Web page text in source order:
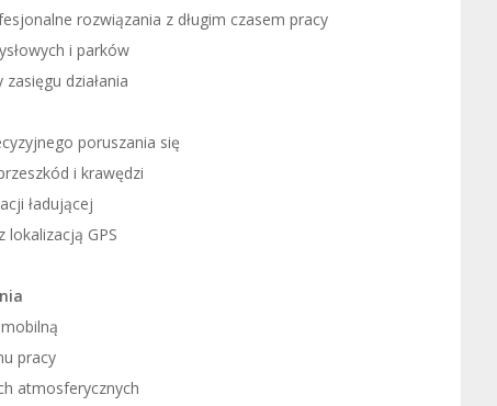
rozwiązania z długim czasem pracy
i parków
działania
poruszania się
i krawędzi
ładującej
lokalizacją GPS
pracy
atmosferycznych